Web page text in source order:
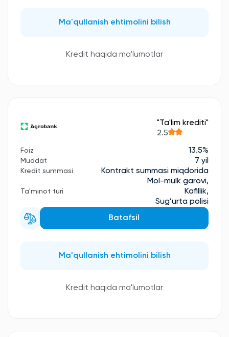
Ma'qullanish ehtimolini bilish
Kredit haqida ma'lumotlar
"Ta'lim krediti"
2.5
Foiz 13.5%
Muddat 7 yil
Kredit summasi Kontrakt summasi miqdorida
Ta'minot turi
Mol-mulk garovi,
Kafillik,
Sug’urta polisi
Batafsil
Ma'qullanish ehtimolini bilish
Kredit haqida ma'lumotlar